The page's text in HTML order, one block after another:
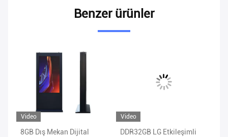
Benzer ürünler
Video
8GB Dış Mekan Dijital
Video
DDR32GB LG Etkileşimli